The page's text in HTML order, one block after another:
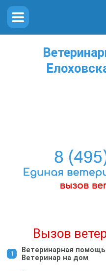
Вызов
Ветеринарная помощь
Ветеринар на дом